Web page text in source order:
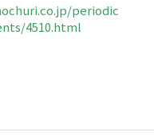
periodic
4510.html